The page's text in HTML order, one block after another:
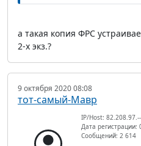
а такая копия ФРС
2-х экз.?
9 октября 2020 08:08
тот-самый-Мавр
IP/Host:
Дата регистрации:
Сообщений: 2 614